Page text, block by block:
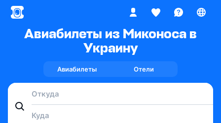
Авиабилеты из Миконоса в
Украину
Авиабилеты Отели